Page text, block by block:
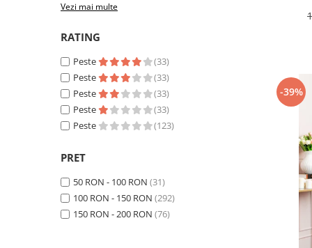
Vezi mai multe
RATING
Peste
(33)
Peste
(33)
Peste
(33)
Peste
(33)
Peste
(123)
PRET
50 RON - 100 RON (31)
100 RON - 150 RON (292)
150 RON - 200 RON (76)
-39%